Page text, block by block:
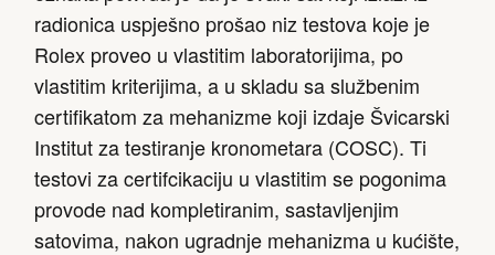
radionica uspješno prošao niz testova koje je
Rolex proveo u vlastitim laboratorijima, po
vlastitim kriterijima, a u skladu sa službenim
certifikatom za mehanizme koji izdaje Švicarski
Institut za testiranje kronometara (COSC). Ti
testovi za certifcikaciju u vlastitim se pogonima
provode nad kompletiranim, sastavljenjim
satovima, nakon ugradnje mehanizma u kućište,